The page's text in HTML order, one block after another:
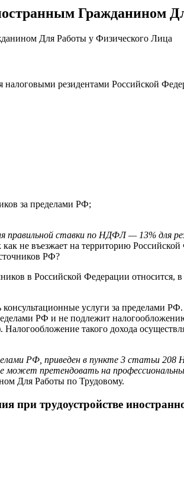
Гражданином
Для Работы у Физического Лица
резидентами Российской
за пределами РФ;
правильной ставки по НДФЛ — 13% для
не въезжает на территорию
РФ?
в Российской Федерации относится,
услуги за пределами
РФ и не подлежит
такого дохода
РФ, приведен в пункте 3 статьи
может претендовать на
Для Работы по Трудовому.
при трудоустройстве